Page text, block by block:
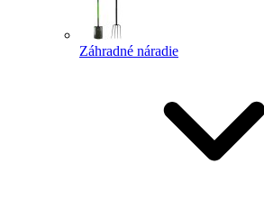
Záhradné náradie